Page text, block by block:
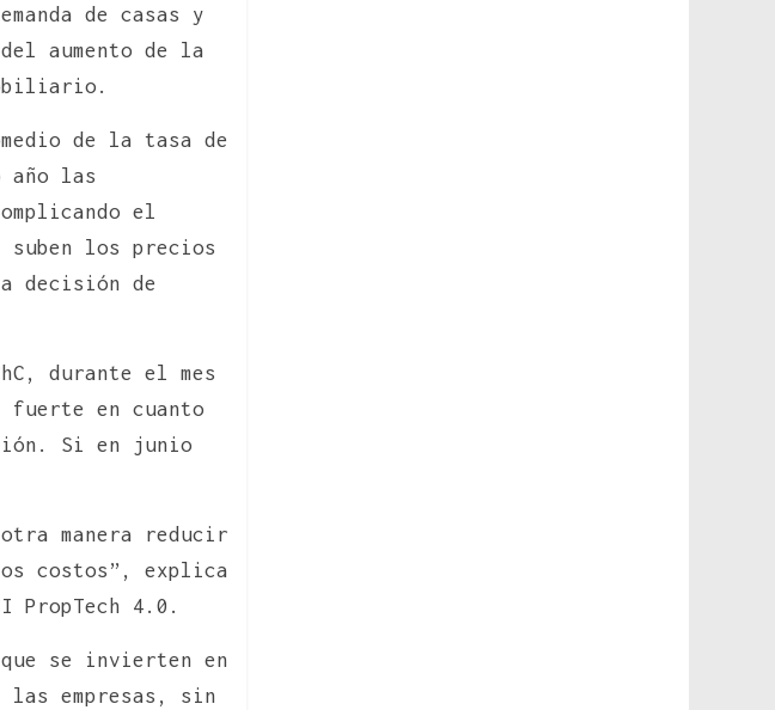
de casas y
aumento de la
de la tasa de
año las
el
los precios
decisión de
durante el mes
fuerte en cuanto
Si en junio
manera reducir
costos”, explica
PropTech 4.0.
se invierten en
empresas, sin